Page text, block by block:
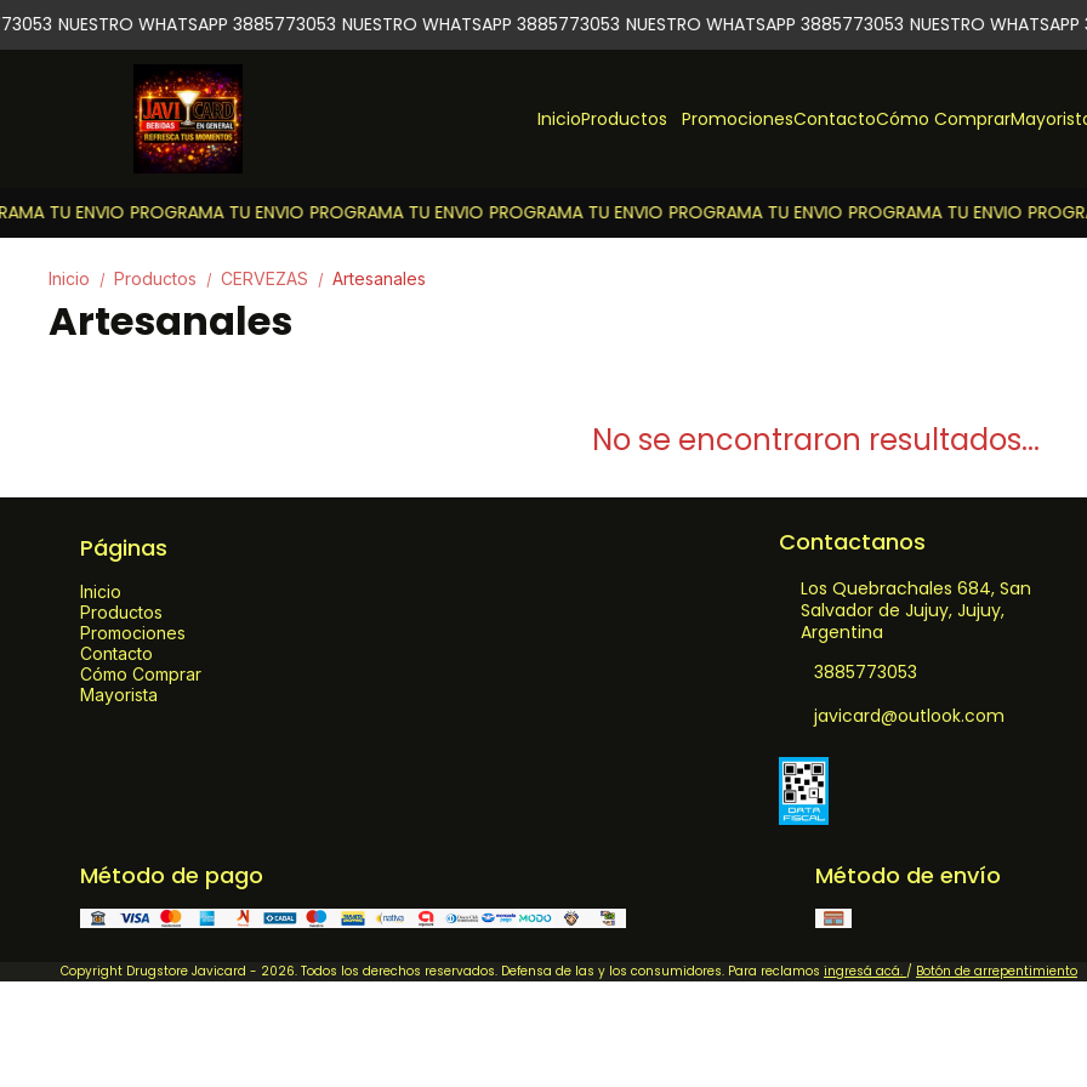
TU ENVIO PROGRAMA TU ENVIO PROGRAMA TU ENVIO PROGRAMA TU ENVIO PROGRAMA TU ENVIO PROGRAMA TU ENVIO
NUESTRO WHATSAPP 3885773053 NUESTRO WHATSAPP 3885773053 NUESTRO WHATSAPP 3885773053 NUESTRO
InicioProductos PromocionesContactoCómo Comprar
Inicio / Productos / CERVEZAS / Artesanales
Artesanales
No se encontraron resultados...
Páginas
Inicio
Productos
Promociones
Contacto
Cómo Comprar
Mayorista
Contactanos
Los Quebrachales 684, San
Salvador de Jujuy, Jujuy,
Argentina
3885773053
javicard@outlook.com
Método de pago Método de envío
Copyright Drugstore Javicard - 2026. Todos los derechos reservados. Defensa de las y los consumidores. Para reclamos ingresá acá. / Botón de arrepentimiento